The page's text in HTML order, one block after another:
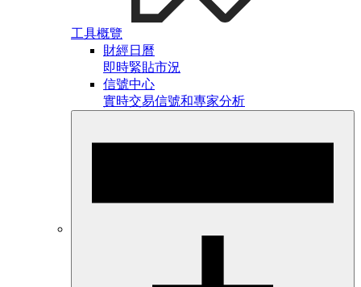
工具概覽
財經日曆
即時緊貼市況
信號中心
實時交易信號和專家分析